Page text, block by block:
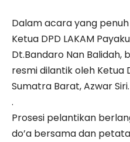
Dalam acara yang
Ketua DPD LAKAM
Dt.Bandaro Nan Balidah,
resmi dilantik oleh Ketua
Sumatra Barat, Azwar Siri.
.
Prosesi pelantikan
do’a bersama dan